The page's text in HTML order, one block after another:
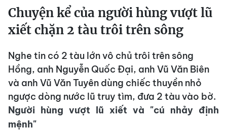
Chuyện kể của người hùng vượt lũ
xiết chặn 2 tàu trôi trên sông
Nghe tin có 2 tàu lớn vô chủ trôi trên sông
Hồng, anh Nguyễn Quốc Đại, anh Vũ Văn Biên
và anh Vũ Văn Tuyên dùng chiếc thuyền nhỏ
ngược dòng nước lũ truy tìm, đưa 2 tàu vào bờ.
Người hùng vượt lũ xiết và "cú nhảy định
mệnh"